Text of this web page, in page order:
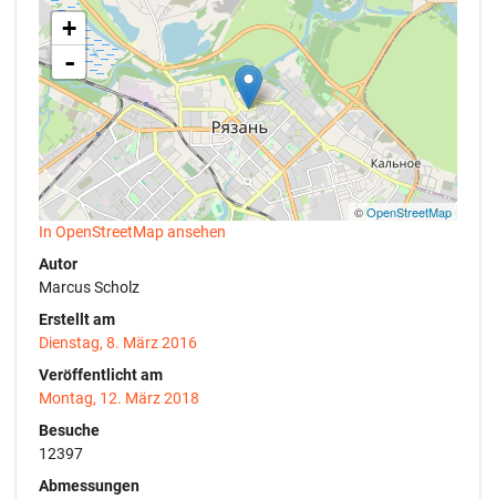
+
-
©OpenStreetMap
In OpenStreetMap ansehen
Autor
Marcus Scholz
Erstellt am
Dienstag, 8. März 2016
Veröffentlicht am
Montag, 12. März 2018
Besuche
12397
Abmessungen